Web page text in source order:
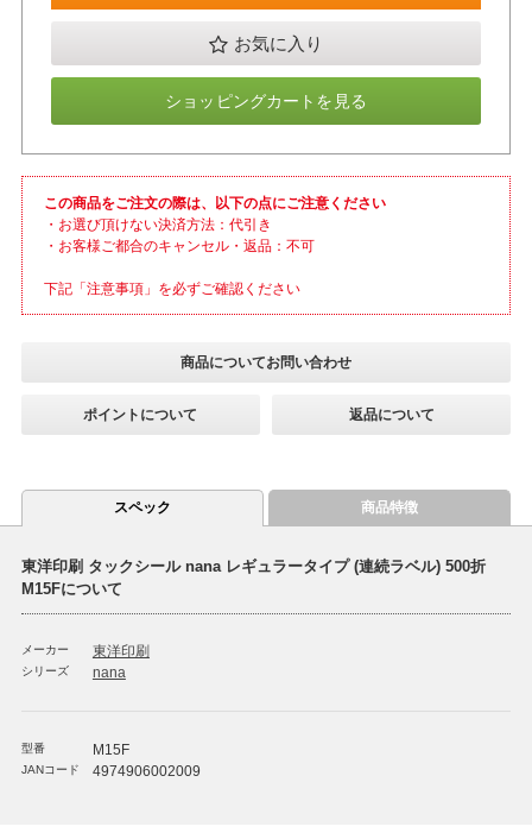
お気に入り
ショッピングカートを見る
この商品をご注文の際は、以下の点にご注意ください
・お選び頂けない決済方法：代引き
・お客様ご都合のキャンセル・返品：不可
下記「注意事項」を必ずご確認ください
商品についてお問い合わせ
ポイントについて 返品について
スペック 商品特徴
東洋印刷 タックシール nana レギュラータイプ (連続ラベル) 500折
M15Fについて
メーカー 東洋印刷
シリーズ nana
型番 M15F
JANコード 4974906002009